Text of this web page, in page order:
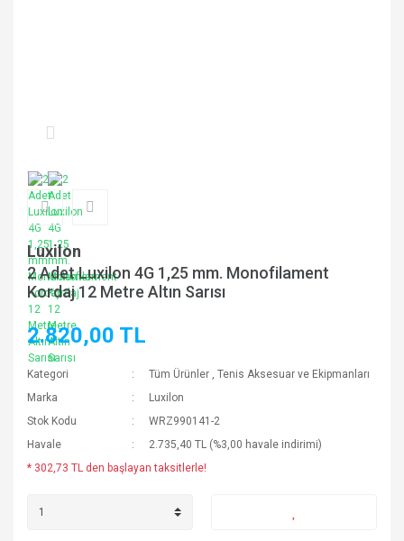
Luxilon
2 Adet Luxilon 4G 1,25 mm. Monofilament
Kordaj 12 Metre Altın Sarısı
2.820,00 TL
Kategori Tüm Ürünler ,Tenis Aksesuar ve Ekipmanları
Marka
Luxilon
Stok Kodu
WRZ990141-2
Havale
2.735,40 TL (%3,00 havale indirimi)
* 302,73 TL den başlayan taksitlerle!